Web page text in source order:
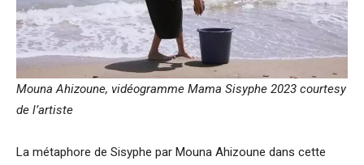
Mouna Ahizoune, vidéogramme Mama Sisyphe 2023 courtesy
de l’artiste
La métaphore de Sisyphe par Mouna Ahizoune dans cette